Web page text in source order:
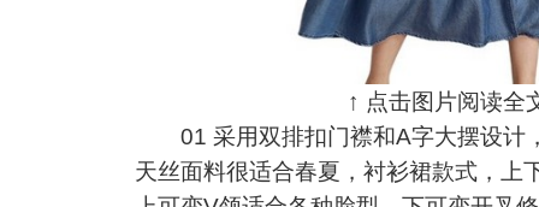
↑ 点击图片阅读全
01 采用双排扣门襟和A字大摆设计
天丝面料很适合春夏，衬衫裙款式，上